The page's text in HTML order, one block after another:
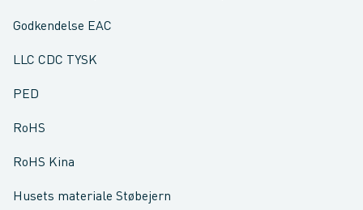
Godkendelse EAC
LLC CDC TYSK
PED
RoHS
RoHS Kina
Husets materiale Støbejern